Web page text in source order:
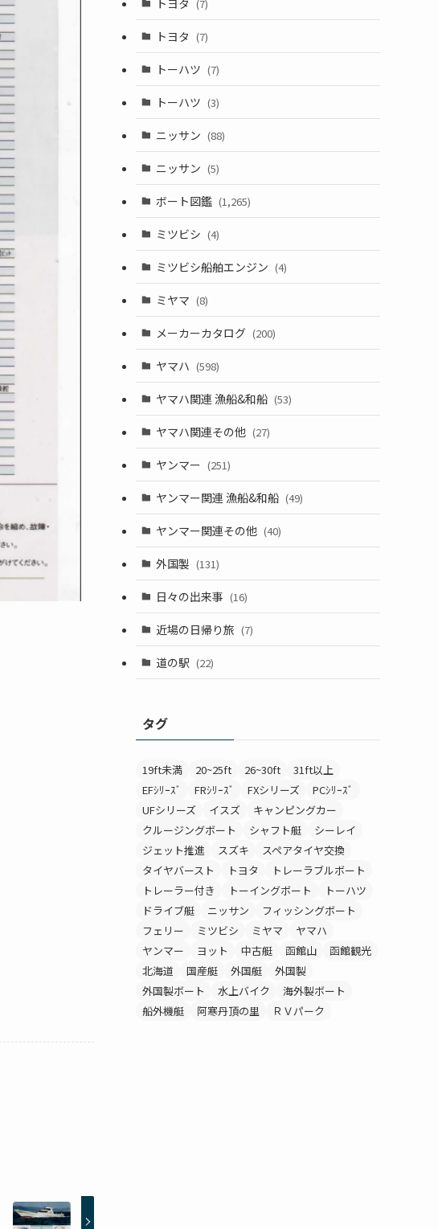
(7)
トヨタ (7)
トーハツ (7)
トーハツ (3)
ニッサン (88)
ニッサン (5)
ボート図鑑 (1,265)
ミツビシ (4)
ミツビシ船舶エンジン (4)
ミヤマ (8)
メーカーカタログ (200)
ヤマハ (598)
ヤマハ関連 漁船&和船 (53)
ヤマハ関連その他 (27)
ヤンマー (251)
ヤンマー関連 漁船&和船 (49)
ヤンマー関連その他 (40)
外国製 (131)
日々の出来事 (16)
近場の日帰り旅 (7)
道の駅 (22)
タグ
19ft未満 20~25ft 26~30ft
31ft以上
EFｼﾘｰｽﾞ
FRｼﾘｰｽﾞ FXシリーズ
PCｼﾘｰｽﾞ
UFシリーズ
イスズ
キャンピングカー
クルージングボート
シャフト艇
シーレイ
ジェット推進
スズキ
スペアタイヤ交換
タイヤバースト
トヨタ
トレーラブルボート
トレーラー付き
トーイングボート
トーハツ
ドライブ艇
ニッサン
フィッシングボート
フェリー
ミツビシ ミヤマ
ヤマハ
ヤンマー
ヨット 中古艇 函館山
函館観光
北海道
国産艇 外国艇
外国製
外国製ボート
水上バイク
海外製ボート
船外機艇
阿寒丹頂の里 ＲＶパーク